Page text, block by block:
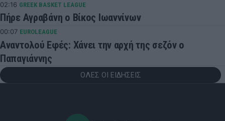
02:16 GREEK BASKET LEAGUE
Πήρε Αγραβάνη ο Βίκος Ιωαννίνων
00:07 EUROLEAGUE
Αναντολού Εφές: Χάνει την αρχή της σεζόν ο
Παπαγιάννης
ΟΛΕΣ ΟΙ ΕΙΔΗΣΕΙΣ